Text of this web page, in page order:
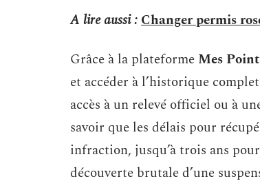
A lire aussi :Changer permis
Grâce à la plateforme Mes
et accéder à l’historique
accès à un relevé officiel ou à
savoir que les délais pour
infraction, jusqu’à trois ans
découverte brutale d’une